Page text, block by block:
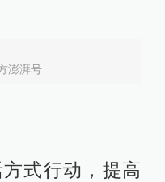
澎湃号
式行动，提高